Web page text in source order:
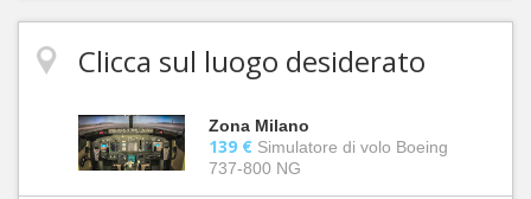
Clicca sul luogo desiderato
Zona Milano
139 € Simulatore di volo Boeing
737-800 NG